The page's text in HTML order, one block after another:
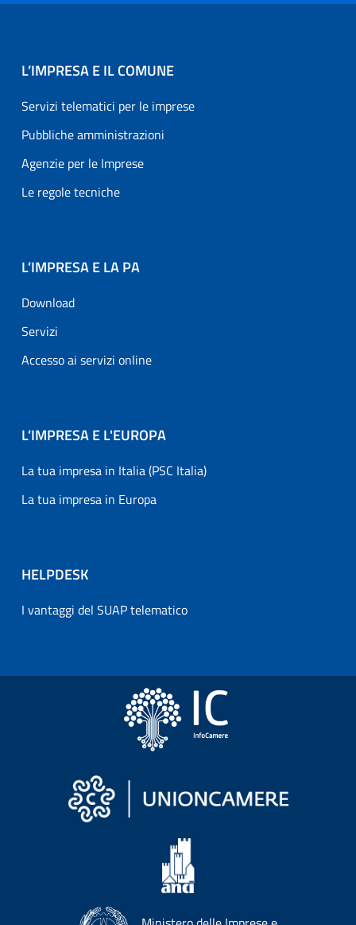
L’IMPRESA E IL COMUNE
Servizi telematici per le imprese
Pubbliche amministrazioni
Agenzie per le Imprese
Le regole tecniche
L’IMPRESA E LA PA
Download
Servizi
Accesso ai servizi online
L’IMPRESA E L'EUROPA
La tua impresa in Italia (PSC Italia)
La tua impresa in Europa
HELPDESK
I vantaggi del SUAP telematico